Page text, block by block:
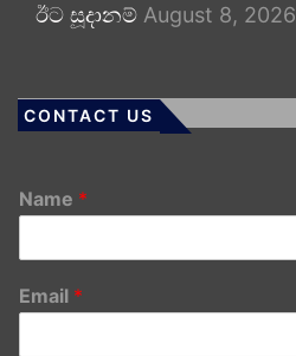
ඊට සූදානම් August 8, 2026
CONTACT US
Name *
Email *